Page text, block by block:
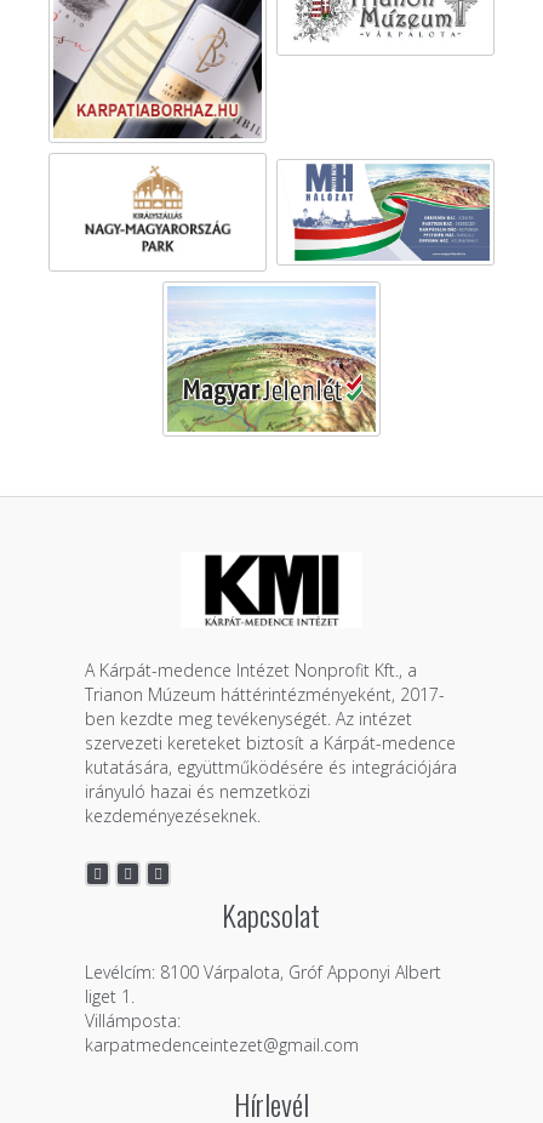
A Kárpát-medence Intézet Nonprofit Kft., a
Trianon Múzeum háttérintézményeként, 2017-
ben kezdte meg tevékenységét. Az intézet
szervezeti kereteket biztosít a Kárpát-medence
kutatására, együttműködésére és integrációjára
irányuló hazai és nemzetközi
kezdeményezéseknek.
Kapcsolat
Levélcím: 8100 Várpalota, Gróf Apponyi Albert
liget 1.
Villámposta:
karpatmedenceintezet@gmail.com
Hírlevél